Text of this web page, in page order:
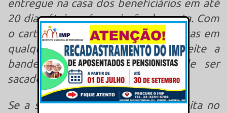
entregue na casa dos beneficiários em até
20 dias úteis após a criação da conta. Com
o cartão, as compras podem ser feitas em
qualquer estabelecimento que aceite a
bandeira Visa, e o dinheiro pode ser
sacado em bancos da Rede 24 horas.
Se a solicitação do benefício for feita no